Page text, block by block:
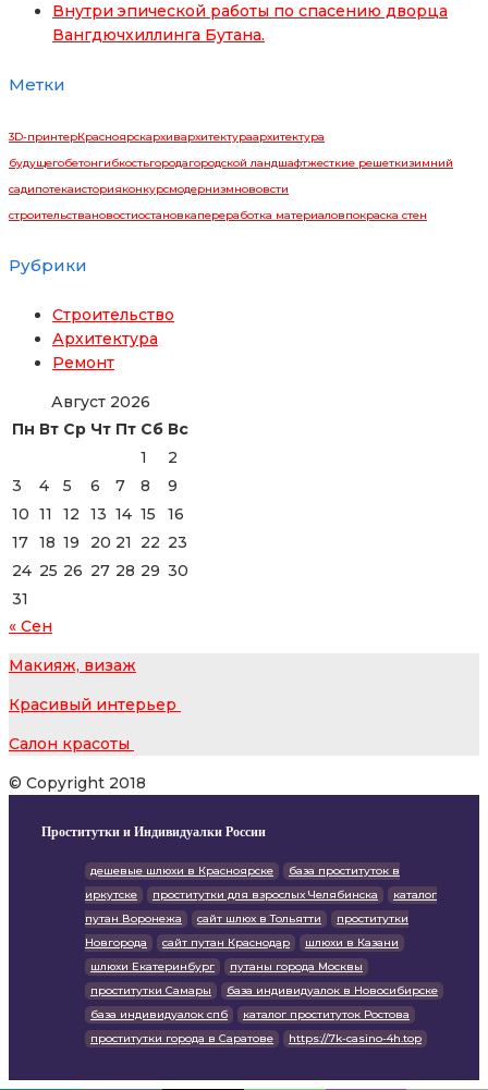
Внутри эпической работы по спасению дворца
Вангдючхиллинга Бутана.
Метки
3D-принтерКрасноярскархивархитектураархитектура
будущегобетонгибкостьгородагородской ландшафтжесткие решеткизимний
садипотекаисторияконкурсмодернизмнововсти
строительствановостиостановкапереработка материаловпокраска стен
Рубрики
Строительство
Архитектура
Ремонт
Август 2026
Пн Вт Ср Чт Пт Сб Вс
1
2
3
4 5 6 7 8
9
10 11 12 13 14 15
16
17 18 19 20 21 22 23
24 25 26 27 28 29 30
31
« Сен
Макияж, визаж
Красивый интерьер
Салон красоты
© Copyright 2018
Проститутки и Индивидуалки России
дешевые шлюхи в Красноярске
база проституток в
иркутске
проститутки для взрослых Челябинска
каталог
путан Воронежа
сайт шлюх в Тольятти
проститутки
Новгорода
сайт путан Краснодар
шлюхи в Казани
шлюхи Екатеринбург
путаны города Москвы
проститутки Самары
база индивидуалок в Новосибирске
база индивидуалок спб
каталог проституток Ростова
проститутки города в Саратове
https://7k-casino-4h.top